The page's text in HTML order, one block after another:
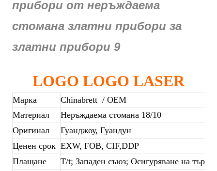
LOGO LOGO LASER
Марка Chinabrett / OEM
Материал
Неръждаема стомана 18/10
Оригинал
Гуанджоу, Гуандун
Ценен срок EXW, FOB, CIF,DDP
Плащане
T/t; Западен съюз; Осигуряване на